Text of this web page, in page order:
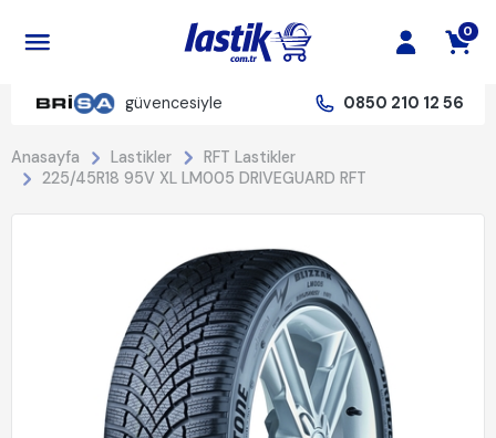
0
güvencesiyle 0850 210 12 56
Anasayfa Lastikler
RFT Lastikler
225/45R18 95V XL LM005 DRIVEGUARD RFT